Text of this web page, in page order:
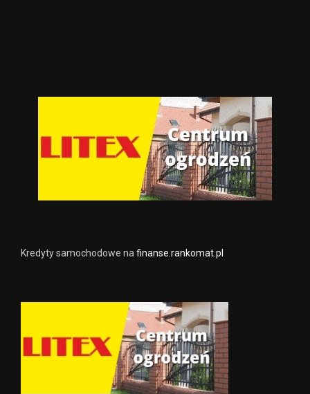
Kredyty samochodowe na finanse.rankomat.pl